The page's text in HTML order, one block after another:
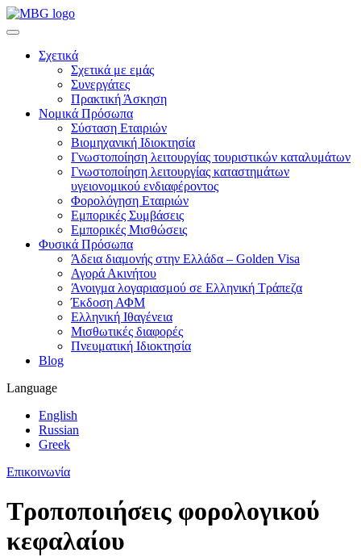
Σχετικά
Σχετικά με εμάς
Συνεργάτες
Πρακτική Άσκηση
Νομικά Πρόσωπα
Σύσταση Εταιριών
Βιομηχανική Ιδιοκτησία
Γνωστοποίηση λειτουργίας τουριστικών καταλυμάτων
Γνωστοποίηση λειτουργίας καταστημάτων
υγειονομικού ενδιαφέροντος
Φορολόγηση Εταιριών
Εμπορικές Συμβάσεις
Εμπορικές Μισθώσεις
Φυσικά Πρόσωπα
Άδεια διαμονής στην Ελλάδα – Golden Visa
Αγορά Ακινήτου
Άνοιγμα λογαριασμού σε Ελληνική Τράπεζα
Έκδοση ΑΦΜ
Ελληνική Ιθαγένεια
Μισθωτικές διαφορές
Πνευματική Ιδιοκτησία
Blog
Language
English
Russian
Greek
Επικοινωνία
Τροποποιήσεις φορολογικού
κεφαλαίου